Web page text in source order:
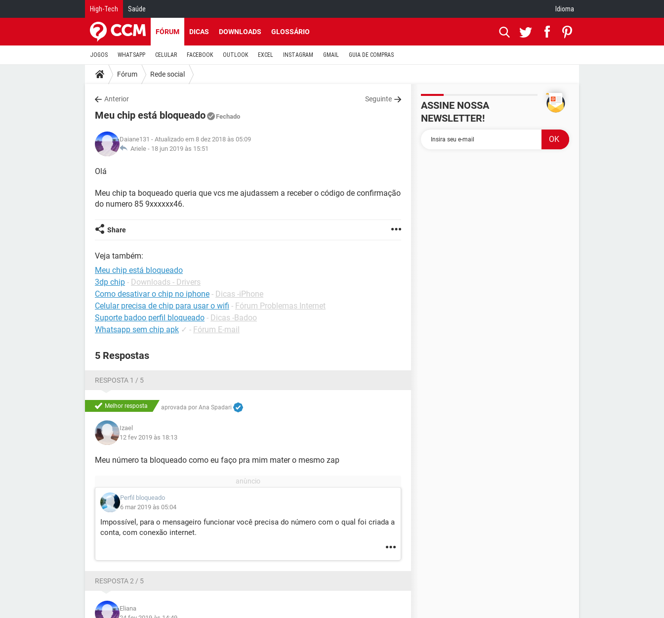
High-Tech Saúde Idioma
FÓRUM DICAS DOWNLOADS GLOSSÁRIO
JOGOS WHATSAPP CELULAR FACEBOOK OUTLOOK EXCEL INSTAGRAM GMAIL GUIA DE COMPRAS
Fórum Rede social
Anterior Seguinte
Meu chip está bloqueado Fechado
Daiane131 - Atualizado em 8 dez 2018 às 05:09
Ariele - 18 jun 2019 às 15:51
Olá
Meu chip ta boqueado queria que vcs me ajudassem a receber o código de confirmação
do numero 85 9xxxxxx46.
Share
Veja também:
Meu chip está bloqueado
3dp chip - Downloads - Drivers
Como desativar o chip no iphone - Dicas -iPhone
Celular precisa de chip para usar o wifi - Fórum Problemas Internet
Suporte badoo perfil bloqueado - Dicas -Badoo
Whatsapp sem chip apk ✓ - Fórum E-mail
5 Respostas
RESPOSTA 1 / 5
Melhor resposta aprovada por Ana Spadari
Izael
12 fev 2019 às 18:13
Meu número ta bloqueado como eu faço pra mim mater o mesmo zap
Perfil bloqueado
6 mar 2019 às 05:04
Impossível, para o mensageiro funcionar você precisa do número com o qual foi criada a
conta, com conexão internet.
RESPOSTA 2 / 5
Eliana
ASSINE NOSSA
NEWSLETTER!